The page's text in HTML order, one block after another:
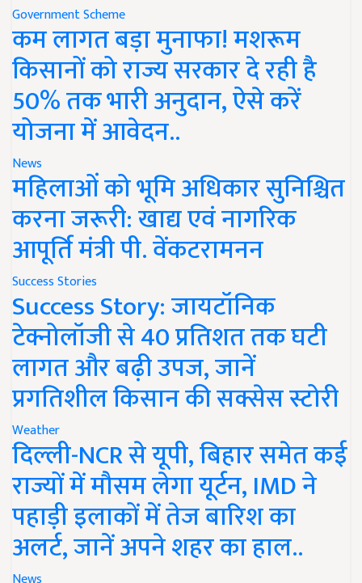
Government Scheme
कम लागत बड़ा मुनाफा! मशरूम
किसानों को राज्य सरकार दे रही है
50% तक भारी अनुदान, ऐसे करें
योजना में आवेदन..
News
महिलाओं को भूमि अधिकार सुनिश्चित
करना जरूरी: खाद्य एवं नागरिक
आपूर्ति मंत्री पी. वेंकटरामनन
Success Stories
Success Story: जायटॉनिक
टेक्नोलॉजी से 40 प्रतिशत तक घटी
लागत और बढ़ी उपज, जानें
प्रगतिशील किसान की सक्सेस स्टोरी
Weather
दिल्ली-NCR से यूपी, बिहार समेत कई
राज्यों में मौसम लेगा यूर्टन, IMD ने
पहाड़ी इलाकों में तेज बारिश का
अलर्ट, जानें अपने शहर का हाल..